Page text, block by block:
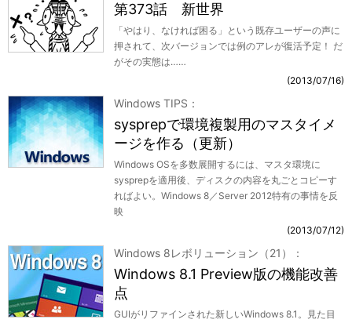
第373話 新世界
「やはり、なければ困る」という既存ユーザーの声に
押されて、次バージョンでは例のアレが復活予定！ だ
がその実態は……
2013/07/16
Windows TIPS
sysprepで環境複製用のマスタイメ
ージを作る（更新）
Windows OSを多数展開するには、マスタ環境に
sysprepを適用後、ディスクの内容を丸ごとコピーす
ればよい。Windows 8／Server 2012特有の事情を反
映
2013/07/12
Windows 8レボリューション（21）
Windows 8.1 Preview版の機能改善
点
GUIがリファインされた新しいWindows 8.1。見た目